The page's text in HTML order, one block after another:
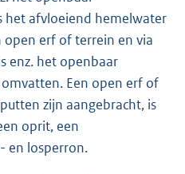
het afvloeiend hemelwater
erf of terrein en via
enz. het openbaar
Een open erf of
zijn aangebracht, is
oprit, een
en losperron.